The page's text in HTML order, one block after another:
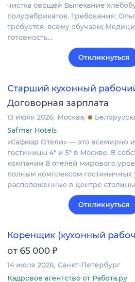
чистка овощей Выпекание
полуфабрикатов. Требования:
требуется, всему обучаем;
готовность…
Откликнуться
Старший кухонный
Договорная зарплата
13 июля 2026 Москва
Safmar Hotels
«Сафмар Отели» — это всемирно
гостиницы 4* и 5* в Москве. В
компании 8 отелей мирового
полным комплексом гостиничных
расположенные в центре
Откликнуться
Коренщик (кухонный
от 65 000 ₽
14 июля 2026 Санкт-Петербург
Кадровое агентство от Работа.ру